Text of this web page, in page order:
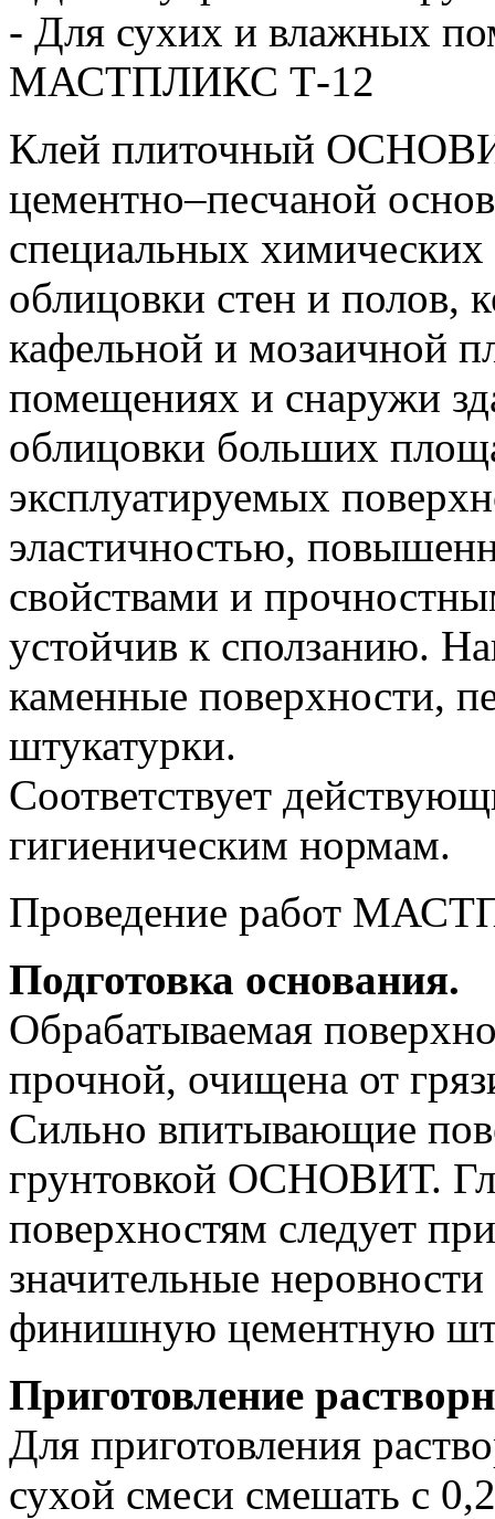
- Для сухих и влажных
МАСТПЛИКС Т-12
Клей плиточный
цементно–песчаной
специальных
облицовки стен и полов,
кафельной и мозаичной
помещениях и снаружи
облицовки больших
эксплуатируемых
эластичностью,
свойствами и
устойчив к сползанию.
каменные поверхности,
штукатурки.
Соответствует
гигиеническим нормам.
Проведение работ
Подготовка основания.
Обрабатываемая
прочной, очищена от
Сильно впитывающие
грунтовкой ОСНОВИТ.
поверхностям следует
значительные
финишную цементную
Приготовление
Для приготовления
сухой смеси смешать с